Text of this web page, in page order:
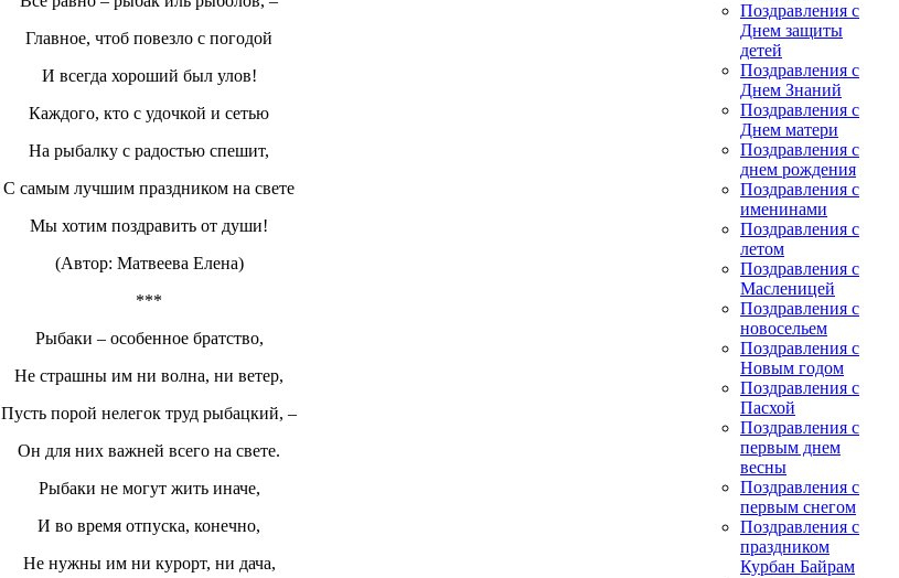
Главное, чтоб повезло с погодой
И всегда хороший был улов!
Каждого, кто с удочкой и сетью
На рыбалку с радостью спешит,
С самым лучшим праздником на свете
Мы хотим поздравить от души!
(Автор: Матвеева Елена)
***
Рыбаки – особенное братство,
Не страшны им ни волна, ни ветер,
Пусть порой нелегок труд рыбацкий, –
Он для них важней всего на свете.
Рыбаки не могут жить иначе,
И во время отпуска, конечно,
Не нужны им ни курорт, ни дача,
Поздравления с
Днем защиты
детей
Поздравления с
Днем Знаний
Поздравления с
Днем матери
Поздравления с
днем рождения
Поздравления с
именинами
Поздравления с
летом
Поздравления с
Масленицей
Поздравления с
новосельем
Поздравления с
Новым годом
Поздравления с
Пасхой
Поздравления с
первым днем
весны
Поздравления с
первым снегом
Поздравления с
праздником
Курбан Байрам